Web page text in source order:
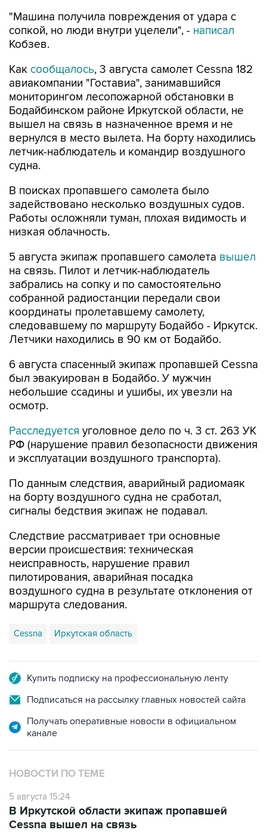
"Машина получила повреждения от удара с
сопкой, но люди внутри уцелели", - написал
Кобзев.
Как сообщалось, 3 августа самолет Cessna 182
авиакомпании "Гоставиа", занимавшийся
мониторингом лесопожарной обстановки в
Бодайбинском районе Иркутской области, не
вышел на связь в назначенное время и не
вернулся в место вылета. На борту находились
летчик-наблюдатель и командир воздушного
судна.
В поисках пропавшего самолета было
задействовано несколько воздушных судов.
Работы осложняли туман, плохая видимость и
низкая облачность.
5 августа экипаж пропавшего самолета вышел
на связь. Пилот и летчик-наблюдатель
забрались на сопку и по самостоятельно
собранной радиостанции передали свои
координаты пролетавшему самолету,
следовавшему по маршруту Бодайбо - Иркутск.
Летчики находились в 90 км от Бодайбо.
6 августа спасенный экипаж пропавшей Cessna
был эвакуирован в Бодайбо. У мужчин
небольшие ссадины и ушибы, их увезли на
осмотр.
Расследуется уголовное дело по ч. 3 ст. 263 УК
РФ (нарушение правил безопасности движения
и эксплуатации воздушного транспорта).
По данным следствия, аварийный радиомаяк
на борту воздушного судна не сработал,
сигналы бедствия экипаж не подавал.
Следствие рассматривает три основные
версии происшествия: техническая
неисправность, нарушение правил
пилотирования, аварийная посадка
воздушного судна в результате отклонения от
маршрута следования.
Cessna Иркутская область
Купить подписку на профессиональную ленту
Подписаться на рассылку главных новостей сайта
Получать оперативные новости в официальном
канале
НОВОСТИ ПО ТЕМЕ
5 августа 15:24
В Иркутской области экипаж пропавшей
Cessna вышел на связь